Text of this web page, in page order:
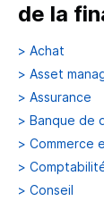
de la
> Achat
> Asset
> Assurance
> Banque de
> Commerce
>
> Conseil